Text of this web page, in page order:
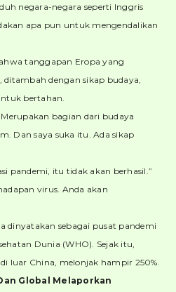
negara-negara seperti Inggris
apa pun untuk mengendalikan
tanggapan Eropa yang
dengan sikap budaya,
bertahan.
bagian dari budaya
Dan saya suka itu. Ada sikap
pandemi, itu tidak akan berhasil.”
virus. Anda akan
dinyatakan sebagai pusat pandemi
Dunia (WHO). Sejak itu,
luar China, melonjak hampir 250%.
Global Melaporkan